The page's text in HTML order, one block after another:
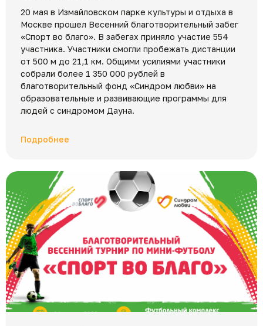
20 мая в Измайловском парке культуры и отдыха в
Москве прошел Весенний благотворительный забег
«Спорт во благо». В забегах приняло участие 554
участника. Участники смогли пробежать дистанции
от 500 м до 21,1 км. Общими усилиями участники
собрали более 1 350 000 рублей в
благотворительный фонд «Синдром любви» на
образовательные и развивающие программы для
людей с синдромом Дауна.
Подробнее